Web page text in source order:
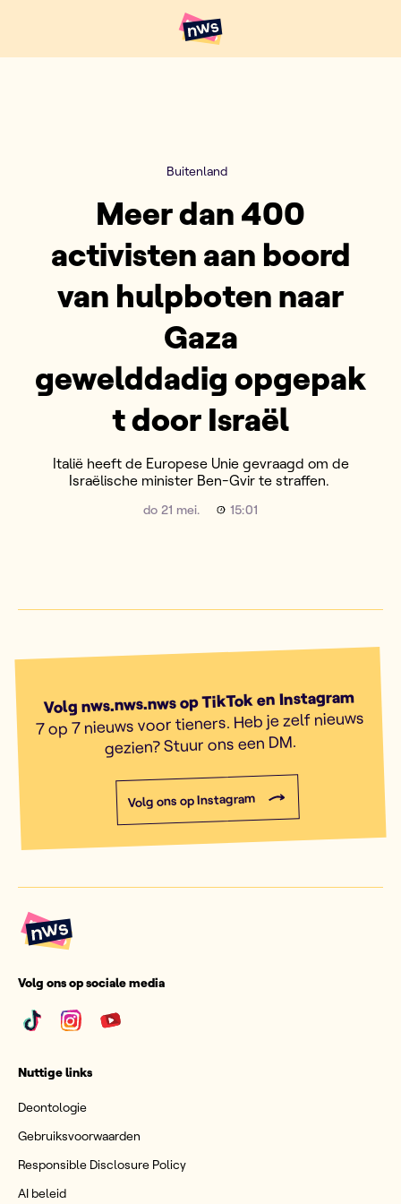
Hoofdpunten VRT NWS
Buitenland
Meer dan 400
activisten aan boord
van hulpboten naar
Gaza
gewelddadig opgepak
t door Israël
Italië heeft de Europese Unie gevraagd om de
Israëlische minister Ben-Gvir te straffen.
do 21 mei. 15:01
Volg nws.nws.nws op TikTok en Instagram
7 op 7 nieuws voor tieners. Heb je zelf nieuws
gezien? Stuur ons een DM.
Volg ons op Instagram
Volg ons op sociale media
Nuttige links
Deontologie
Gebruiksvoorwaarden
Responsible Disclosure Policy
AI beleid